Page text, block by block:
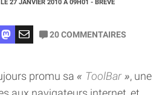
27 JANVIER 2010 À 09H01 - BRÈVE
20COMMENTAIRES
promu sa ToolBar
, une